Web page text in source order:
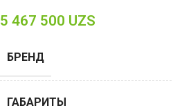
5 467 500 UZS
БРЕНД
ГАБАРИТЫ